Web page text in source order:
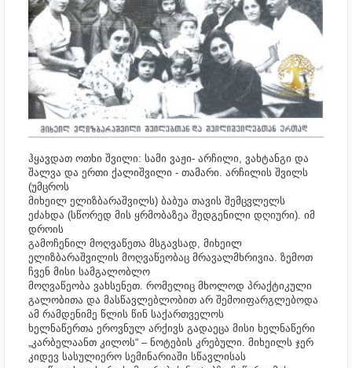
ჰყავდათ ოთხი შვილი: სამი ვაჟი- არჩილი, ვახტანგი და
შალვა და ერთი ქალიშვილი - თამარი. არჩილის შვილს
(უმცროს
მიხეილ ელიზბარაშვილს) ბაბუა თავის შემცვლელს
ეძახდა (სწორედ მის ყრმობაზეა შედგენილი დღიური). იმ
დროის
გამოჩენილ მოღვაწეთა მსგავსად, მიხეილ
ელიზბარაშვილის მოღვაწეობაც მრავალმხრივია. ზემოთ
ჩვენ მისი სამგალობლო
მოღვაწეობა ვახსენეთ. რომელიც მხოლოდ პრაქტიკული
გალობითა და მასწავლებლობით არ შემოიფარგლებოდა
ამ რამდენიმე წლის წინ საქართველოს
ხელნაწერთა ეროვნულ არქივს გადაეცა მისი ხელნაწერი
„კარბელაანთ კილოს“ – ნოტების კრებული. მიხეილს ჯერ
კიდევ სასულიერო სემინარიაში სწავლისას